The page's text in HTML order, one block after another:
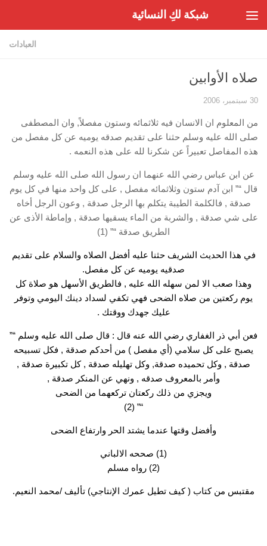
شبكة لكِ النسائية
العبادات
صلاه الأوابين
30 سبتمبر، 2006
من المعلوم ان الانسان فيه ثلاثمائه وستون مفصلاً, وان المصطفى
صلى الله عليه وسلم حثنا على تقديم صدقه يوميه عن كل مفصل من
هذه المفاصل تعبيراً عن شكرنا لله على هذه النعمه .
عن ابن عباس رضي الله عنهما ان رسول الله صلى الله عليه وسلم
قال “” ابن آدم ستون وثلاثمائه مفصل , على كل واحد منها في كل يوم
صدقة , فالكلمة الطيبة يتكلم بها الرجل صدقة , وعون الرجل أخاه
على شي صدقة , والشربة من الماء يسقيها صدقة , وإماطة الأذى عن
الطريق صدقة “” (1)
في هذا الحديث الشريف حثنا عليه أفضل الصلاه والسلام على تقديم
صدقيه يوميه عن كل مفصل.
وهذا صعب الا لمن سهله الله عليه , فالطريق الأسهل هو صلاة كل
يوم ركعتين من صلاه الضحى فهي تكفي لسداد دينك اليومي وتوفر
عليك جهدك ووقتك .
فعن أبي ذر الغفاري رضي الله عنه قال : قال صلى الله عليه وسلم “”
يصبح على كل سلامي (أي مفصل ) من أحدكم صدقة , فكل تسبيحه
صدقة , وكل تحميده صدقة, وكل تهليله صدقة , كل تكبيرة صدقة ,
وأمر بالمعروف صدقه , ونهي عن المنكر صدقة ,
ويجزي من ذلك ركعتان تركعهما من الضحى
“” (2)
وأفضل وقتها عندما يشتد الحر وارتفاع الضحى
(1) صححه الالباني
(2) رواه مسلم
مقتبس من كتاب ( كيف تطيل عمرك الإنتاجي) تأليف /محمد النعيم.